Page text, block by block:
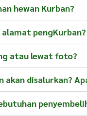
hewan Kurban?
pengKurban?
atau lewat foto?
akan disalurkan?